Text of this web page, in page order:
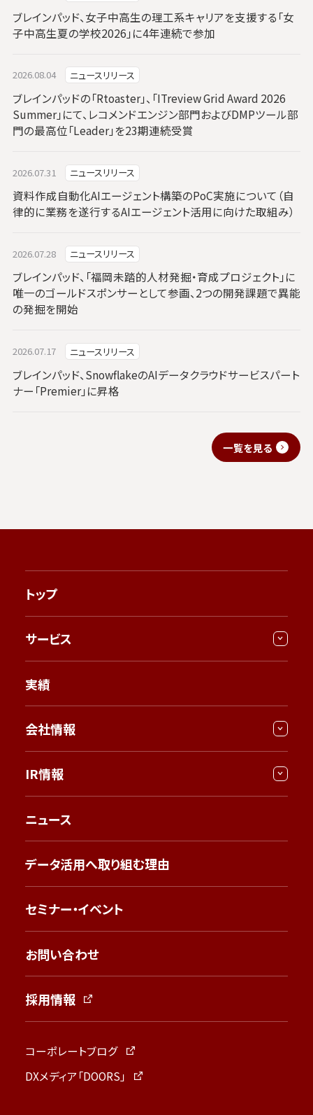
ブレインパッド、女子中高生の理工系キャリアを支援する「女
子中高生夏の学校2026」に4年連続で参加
2026.08.04 ニュースリリース
ブレインパッドの「Rtoaster」、「ITreview Grid Award 2026
Summer」にて、レコメンドエンジン部門およびDMPツール部
門の最高位「Leader」を23期連続受賞
2026.07.31 ニュースリリース
資料作成自動化AIエージェント構築のPoC実施について（自
律的に業務を遂行するAIエージェント活用に向けた取組み）
2026.07.28 ニュースリリース
ブレインパッド、「福岡未踏的人材発掘・育成プロジェクト」に
唯一のゴールドスポンサーとして参画、2つの開発課題で異能
の発掘を開始
2026.07.17 ニュースリリース
ブレインパッド、SnowflakeのAIデータクラウドサービスパート
ナー「Premier」に昇格
一覧を見る
トップ
サービス
実績
会社情報
IR情報
ニュース
データ活用へ取り組む理由
セミナー・イベント
お問い合わせ
採用情報
コーポレートブログ
DXメディア「DOORS」